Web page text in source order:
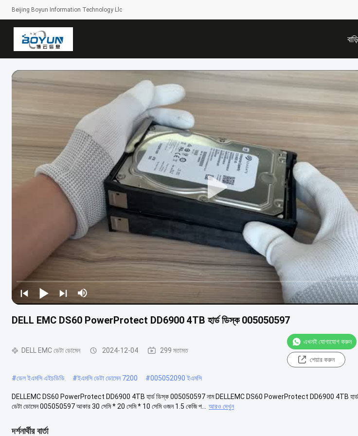
Beijing Boyun Information Technology Llc
বাড়ি
DELL EMC DS60 PowerProtect DD6900 4TB হার্ড ডিস্ক 005050597
DELL EMC ডেটা ডোমেন 2024-12-04 299 মতামত
এখনই যোগাযোগ করুন
শেয়ার করুন
#ডেল ইএমসি এইচডিডি #ইএমসি ডেটা ডোমেন 7200 #005052090 ইএমসি
DELLEMC DS60 PowerProtect DD6900 4TB হার্ড ডিস্ক 005050597 নাম DELLEMC DS60 PowerProtect DD6900 4TB হার্ড
ডেটা ডোমেন 005050597 আকার 30 সেমি * 20 সেমি * 10 সেমি ওজন 1.5 কেজি প...
আরও দেখুন
দর্শনার্থীর বার্তা